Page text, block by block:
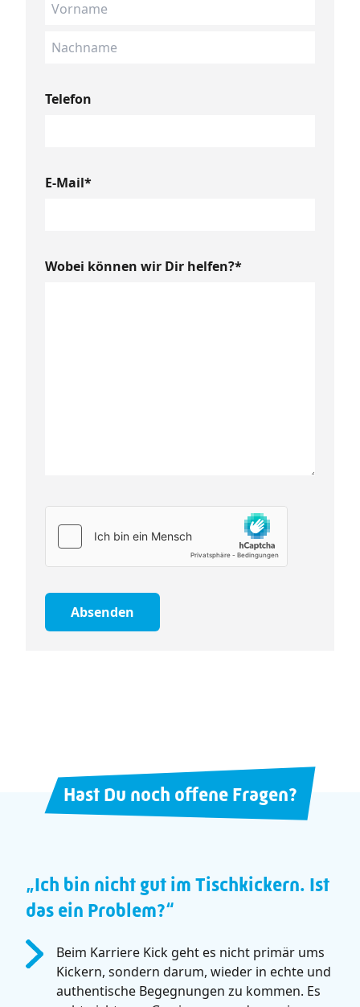
Telefon
E-Mail*
Wobei können wir Dir helfen?*
Absenden
Hast Du noch offene Fragen?
„Ich bin nicht gut im Tischkickern. Ist
das ein Problem?“
Beim Karriere Kick geht es nicht primär ums
Kickern, sondern darum, wieder in echte und
authentische Begegnungen zu kommen. Es